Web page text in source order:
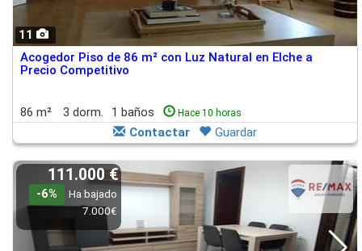
11
Acogedor Piso de 86 m² con Luz Natural en Elche a
Precio Competitivo
86 m² 3 dorm. 1 baños Hace 10 horas
Contactar Guardar
111.000 €
-6%
Ha bajado
7.000€